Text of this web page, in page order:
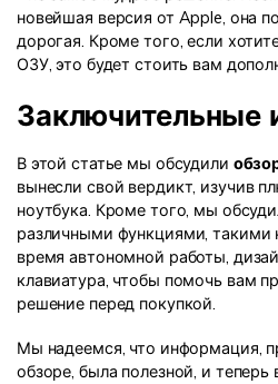
новейшая версия от Apple, она
дорогая. Кроме того, если
ОЗУ, это будет стоить вам
Заключительные
В этой статье мы обсудили
вынесли свой вердикт, изучив
ноутбука. Кроме того, мы
различными функциями, такими
время автономной работы,
клавиатура, чтобы помочь вам
решение перед покупкой.
Мы надеемся, что информация,
обзоре, была полезной, и